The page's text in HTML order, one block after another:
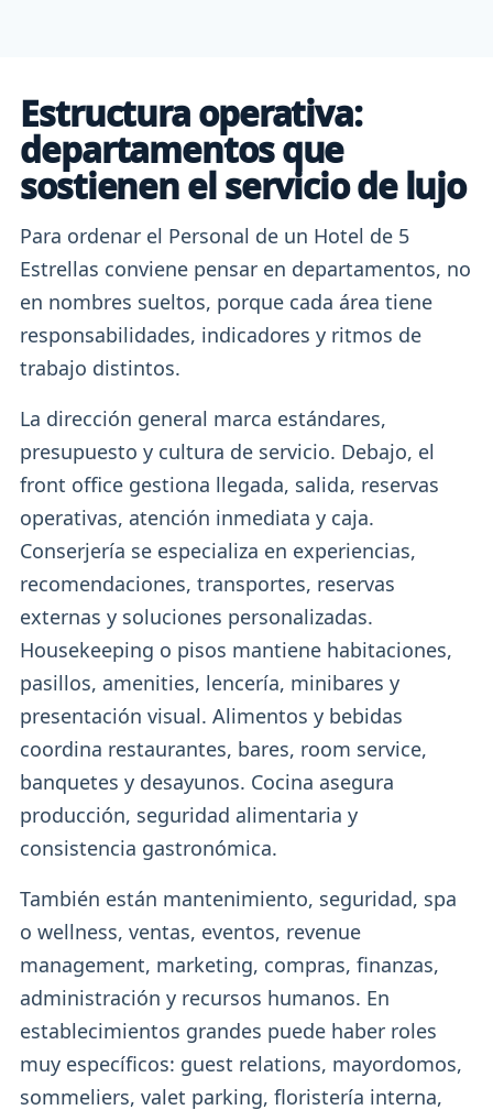
Estructura operativa:
departamentos que
sostienen el servicio de lujo
Para ordenar el Personal de un Hotel de 5
Estrellas conviene pensar en departamentos, no
en nombres sueltos, porque cada área tiene
responsabilidades, indicadores y ritmos de
trabajo distintos.
La dirección general marca estándares,
presupuesto y cultura de servicio. Debajo, el
front office gestiona llegada, salida, reservas
operativas, atención inmediata y caja.
Conserjería se especializa en experiencias,
recomendaciones, transportes, reservas
externas y soluciones personalizadas.
Housekeeping o pisos mantiene habitaciones,
pasillos, amenities, lencería, minibares y
presentación visual. Alimentos y bebidas
coordina restaurantes, bares, room service,
banquetes y desayunos. Cocina asegura
producción, seguridad alimentaria y
consistencia gastronómica.
También están mantenimiento, seguridad, spa
o wellness, ventas, eventos, revenue
management, marketing, compras, finanzas,
administración y recursos humanos. En
establecimientos grandes puede haber roles
muy específicos: guest relations, mayordomos,
sommeliers, valet parking, floristería interna,